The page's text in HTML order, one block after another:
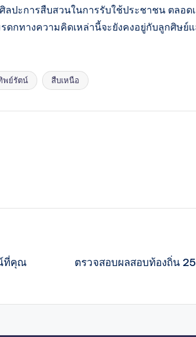
ะการสืบสวนในการรับใช้ประชาชน ตลอดเ
กทางความคิดเหล่านี้จะยังคงอยู่กับลูกศิษย์แ
พย์รัตน์ สืบเหนือ
ที่คุณ
ตรวจสอบผลสอบท้องถิ่น